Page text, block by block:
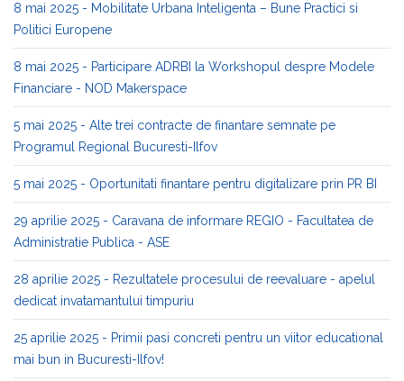
8 mai 2025 - Mobilitate Urbana Inteligenta – Bune Practici si
Politici Europene
8 mai 2025 - Participare ADRBI la Workshopul despre Modele
Financiare - NOD Makerspace
5 mai 2025 - Alte trei contracte de finantare semnate pe
Programul Regional Bucuresti-Ilfov
5 mai 2025 - Oportunitati finantare pentru digitalizare prin PR BI
29 aprilie 2025 - Caravana de informare REGIO - Facultatea de
Administratie Publica - ASE
28 aprilie 2025 - Rezultatele procesului de reevaluare - apelul
dedicat invatamantului timpuriu
25 aprilie 2025 - Primii pasi concreti pentru un viitor educational
mai bun in Bucuresti-Ilfov!